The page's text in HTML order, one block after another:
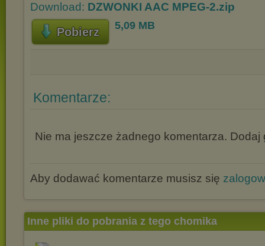
Download: DZWONKI AAC MPEG-2.zip
Pobierz 5,09 MB
Komentarze:
Nie ma jeszcze żadnego komentarza. Dodaj
Aby dodawać komentarze musisz się
Inne pliki do pobrania z tego chomika